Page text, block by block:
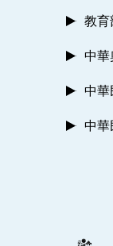
教
中華
中華
中華